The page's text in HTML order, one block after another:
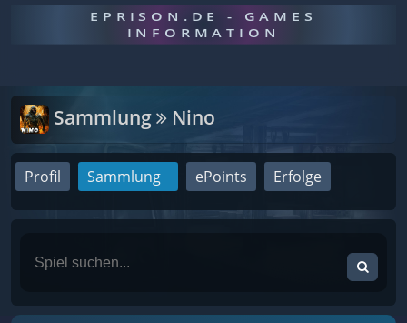
EPRISON.DE - GAMES
INFORMATION
Sammlung Nino
Profil Sammlung ePoints Erfolge